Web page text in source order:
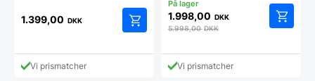
1.399,00 DKK
Vi prismatcher
1.998,00 DKK
5.998,00DKK
Vi prismatcher